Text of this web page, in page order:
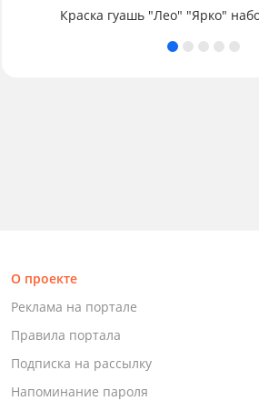
Краска гуашь "Лео" "Ярко"
О проекте
Реклама на портале
Правила портала
Подписка на рассылку
Напоминание пароля